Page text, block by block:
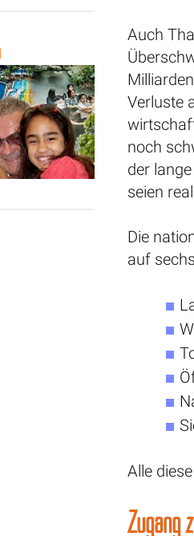
Auch
Verluste
noch
der
seien
Die
auf
Alle
Zugang